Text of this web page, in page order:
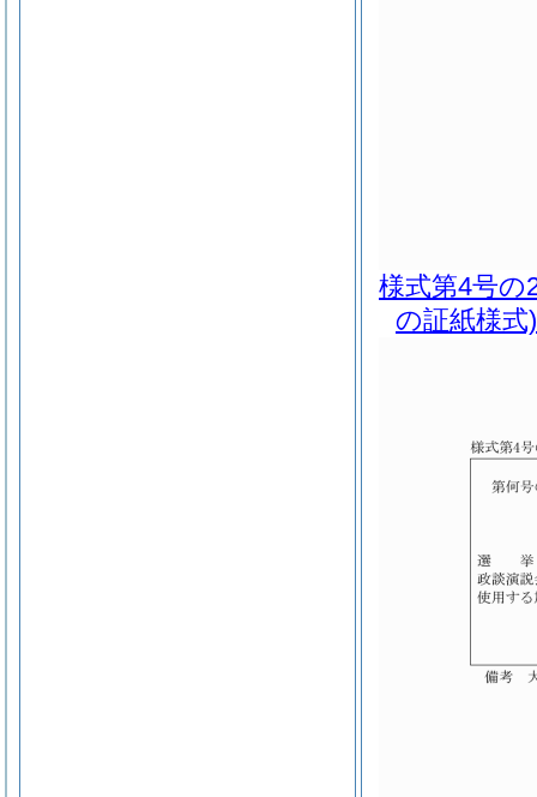
様式第4号の
の証紙様式)